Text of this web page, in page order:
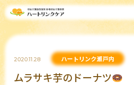
2020.11.28 ハートリンク瀬戸内
ムラサキ芋のドーナツ